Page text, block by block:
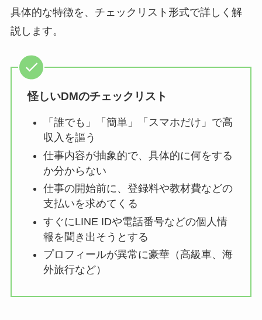
具体的な特徴を、チェックリスト形式で詳しく解
説します。
怪しいDMのチェックリスト
「誰でも」「簡単」「スマホだけ」で高
収入を謳う
仕事内容が抽象的で、具体的に何をする
か分からない
仕事の開始前に、登録料や教材費などの
支払いを求めてくる
すぐにLINE IDや電話番号などの個人情
報を聞き出そうとする
プロフィールが異常に豪華（高級車、海
外旅行など）